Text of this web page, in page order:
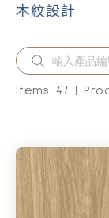
木紋設計
Items 47